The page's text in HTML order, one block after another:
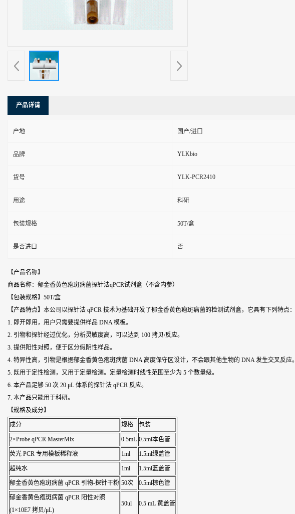
产品详请
产地 国产/进口
品牌 YLKbio
货号 YLK-PCR2410
用途 科研
包装规格 50T/盒
是否进口 否
【产品名称】
商品名称：郁金香黄色疱斑病菌探针法qPCR试剂盒（不含内参）
【包装规格】50T/盒
【产品特点】本公司以探针法 qPCR 技术为基础开发了郁金香黄色疱斑病菌的检测试剂盒，它具有下列特点：
1. 即开即用，用户只需要提供样品 DNA 模板。
2. 引物和探针经过优化，分析灵敏度高，可以达到 100 拷贝/反应。
3. 提供阳性对照，便于区分假阴性样品。
4. 特异性高，引物是根据郁金香黄色疱斑病菌 DNA 高度保守区设计，不会跟其他生物的 DNA 发生交叉反应。
5. 既用于定性检测，又用于定量检测。定量检测时线性范围至少为 5 个数量级。
6. 本产品足够 50 次 20 μL 体系的探针法 qPCR 反应。
7. 本产品只能用于科研。
【规格及成分】
成分 规格 包装
2×Probe qPCR MasterMix 0.5mL 0.5ml本色管
荧光 PCR 专用模板稀释液 1ml 1.5ml绿盖管
超纯水 1ml 1.5ml蓝盖管
郁金香黄色疱斑病菌 qPCR 引物-探针干粉 50次 0.5ml棕色管
郁金香黄色疱斑病菌 qPCR 阳性对照
(1×10E7 拷贝/μL)
50ul 0.5 mL 黄盖管